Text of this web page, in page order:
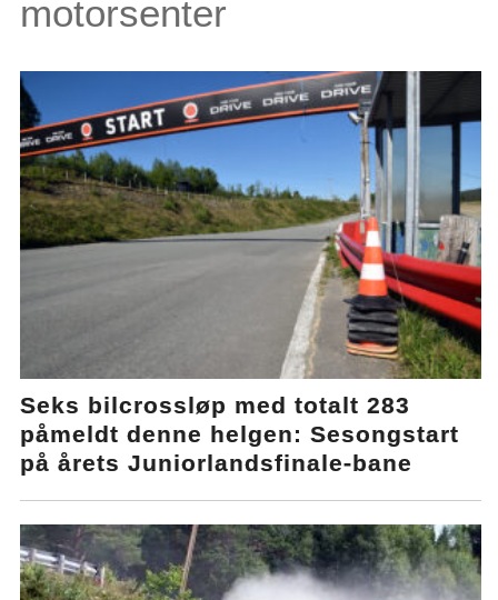
motorsenter
Seks bilcrossløp med totalt 283
påmeldt denne helgen: Sesongstart
på årets Juniorlandsfinale-bane